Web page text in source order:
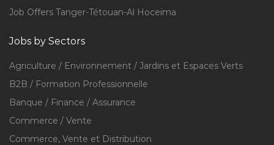
Job Offers Tanger-Tétouan-Al Hoceïma
Jobs by Sectors
Agriculture / Environnement / Jardins et Espaces Verts
B2B / Formation Professionnelle
Banque / Finance / Assurance
Commerce / Vente
Commerce, Vente et Distribution